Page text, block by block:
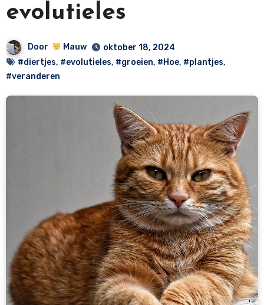
evolutieles
Door Mauw
oktober 18, 2024
#diertjes, #evolutieles, #groeien, #Hoe, #plantjes,
#veranderen